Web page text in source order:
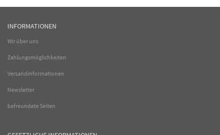
INFORMATIONEN
Wir über uns
Zahlungsmöglichkeiten
Versandinformationen
Newsletter
befreundete Seiten